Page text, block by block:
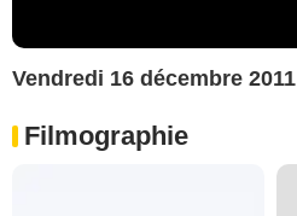
Vendredi 16 décembre 2011
Filmographie